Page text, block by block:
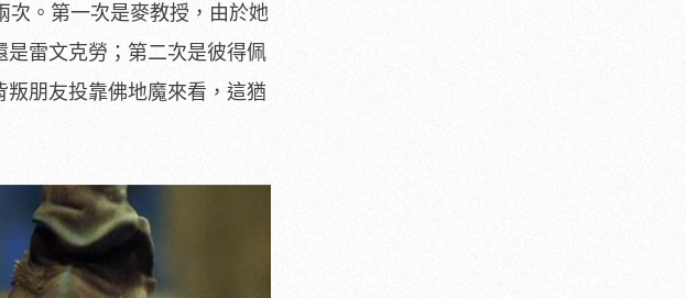
次。第一次是麥教授，由於她
雷文克勞；第二次是彼得佩
朋友投靠佛地魔來看，這猶